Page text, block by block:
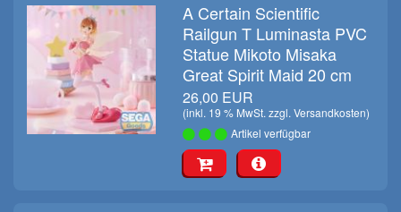
A Certain Scientific
Railgun T Luminasta PVC
Statue Mikoto Misaka
Great Spirit Maid 20 cm
26,00 EUR
(inkl. 19 % MwSt. zzgl.Versandkosten)
Artikel verfügbar